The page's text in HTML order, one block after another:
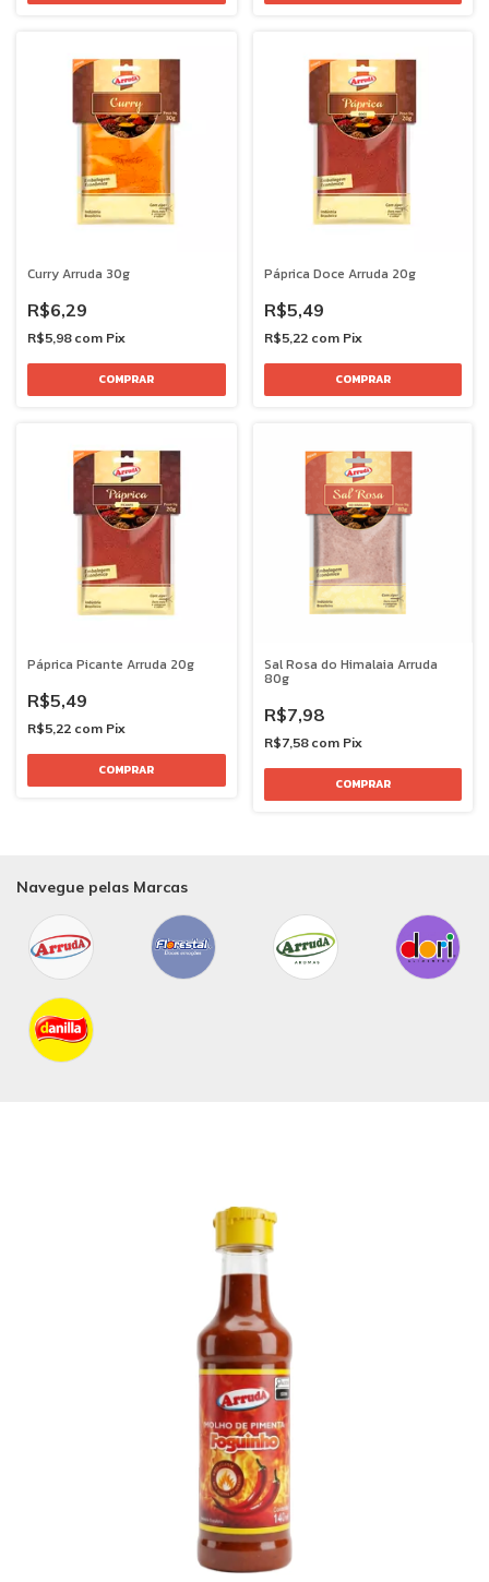
Curry Arruda 30g
R$6,29
R$5,98 com Pix
Páprica Doce Arruda 20g
R$5,49
R$5,22 com Pix
Páprica Picante Arruda 20g
R$5,49
R$5,22 com Pix
Sal Rosa do Himalaia Arruda
80g
R$7,98
R$7,58 com Pix
Navegue pelas Marcas